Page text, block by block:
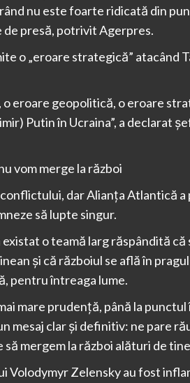
nu este foarte ridicată din
de presă, potrivit Agerpres.
o „eroare strategică” atacând
eroare geopolitică, o eroare
Putin în Ucraina”, a declarat
vom merge la război
dar Alianța Atlantică a
să lupte singur.
o teamă larg răspândită că
și că războiul se află în
pentru întreaga lume.
mare prudență, până la punctul
mesaj clar și definitiv: ne pare
mergem la război alături de
Volodymyr Zelensky au fost